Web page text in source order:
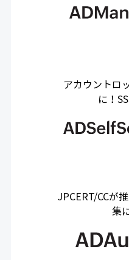
アカウントロ
に！
JPCERT/CCが
集